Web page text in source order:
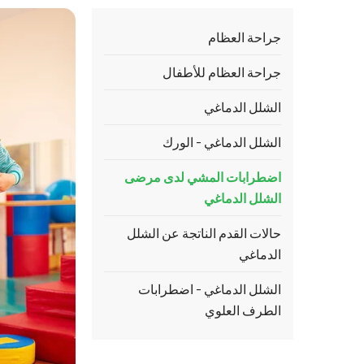
جراحة العظام
جراحة العظام للأطفال
الشلل الدماغي
الشلل الدماغي - الورك
اضطرابات المشي لدى مرضى
الشلل الدماغي
حالات القدم الناتجة عن الشلل
الدماغي
الشلل الدماغي - اضطرابات
الطرف العلوي